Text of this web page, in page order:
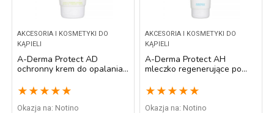
AKCESORIA I KOSMETYKI DO
KĄPIELI
A-Derma Protect AD
ochronny krem do opalania
150 ml
★ ★ ★ ★ ★
Okazja na: Notino
AKCESORIA I KOSMETYKI DO
KĄPIELI
A-Derma Protect AH
mleczko regenerujące po
★ ★ ★ ★ ★
Okazja na: Notino